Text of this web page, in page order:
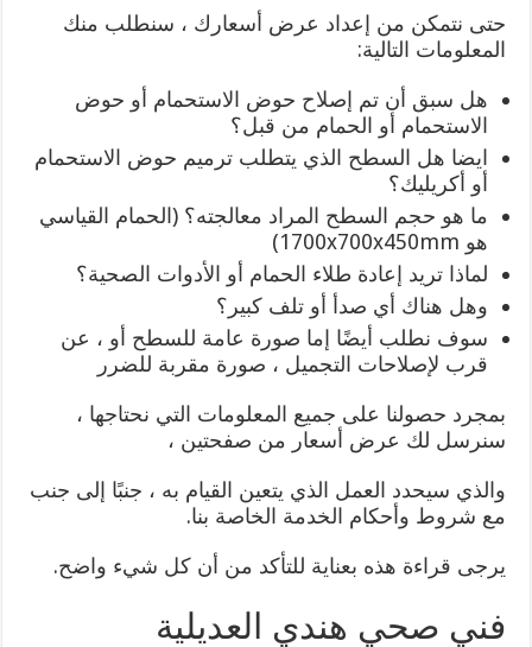
حتى نتمكن من إعداد عرض أسعارك ، سنطلب منك
المعلومات التالية:
هل سبق أن تم إصلاح حوض الاستحمام أو حوض
الاستحمام أو الحمام من قبل؟
ايضا هل السطح الذي يتطلب ترميم حوض الاستحمام
أو أكريليك؟
ما هو حجم السطح المراد معالجته؟ (الحمام القياسي
هو 1700x700x450mm)
لماذا تريد إعادة طلاء الحمام أو الأدوات الصحية؟
وهل هناك أي صدأ أو تلف كبير؟
سوف نطلب أيضًا إما صورة عامة للسطح أو ، عن
قرب لإصلاحات التجميل ، صورة مقربة للضرر
بمجرد حصولنا على جميع المعلومات التي نحتاجها ،
سنرسل لك عرض أسعار من صفحتين ،
والذي سيحدد العمل الذي يتعين القيام به ، جنبًا إلى جنب
مع شروط وأحكام الخدمة الخاصة بنا.
يرجى قراءة هذه بعناية للتأكد من أن كل شيء واضح.
فني صحي هندي العديلية